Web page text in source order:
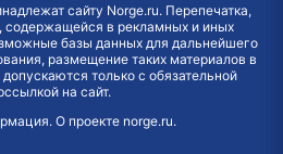
сайту Norge.ru. Перепечатка,
содержащейся в рекламных и иных
базы данных для дальнейшего
размещение таких материалов в
только с обязательной
на сайт.
. О проекте norge.ru.